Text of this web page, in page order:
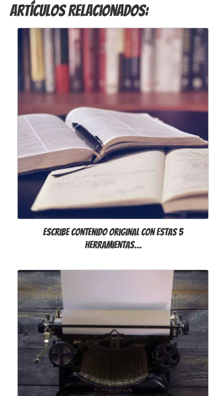
Artículos Relacionados:
Escribe contenido original con estas 5
herramientas…